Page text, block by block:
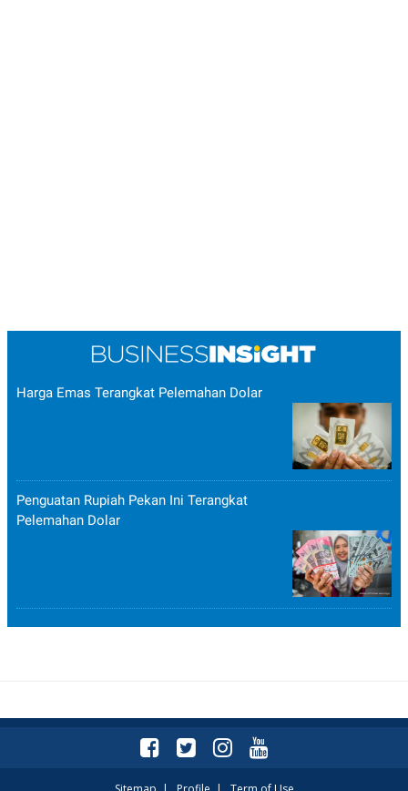
Harga Emas Terangkat Pelemahan Dolar
Penguatan Rupiah Pekan Ini Terangkat
Pelemahan Dolar